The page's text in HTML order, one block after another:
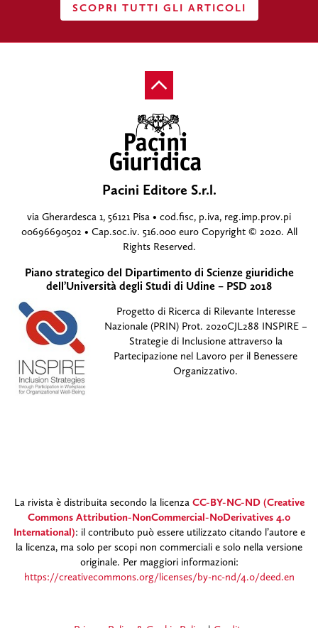
SCOPRI TUTTI GLI ARTICOLI
Pacini Editore S.r.l.
via Gherardesca 1, 56121 Pisa • cod.fisc, p.iva, reg.imp.prov.pi
00696690502 • Cap.soc.iv. 516.000 euro Copyright © 2020. All
Rights Reserved.
Piano strategico del Dipartimento di Scienze giuridiche
dell’Università degli Studi di Udine – PSD 2018
Progetto di Ricerca di Rilevante Interesse
Nazionale (PRIN) Prot. 2020CJL288 INSPIRE –
Strategie di Inclusione attraverso la
Partecipazione nel Lavoro per il Benessere
Organizzativo.
La rivista è distribuita secondo la licenza CC-BY-NC-ND (Creative
Commons Attribution-NonCommercial-NoDerivatives 4.0
International): il contributo può essere utilizzato citando l’autore e
la licenza, ma solo per scopi non commerciali e solo nella versione
originale. Per maggiori informazioni:
https://creativecommons.org/licenses/by-nc-nd/4.0/deed.en